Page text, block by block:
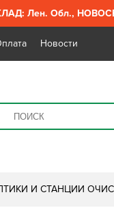
Лен. Обл.,
Новости
И СТАНЦИИ